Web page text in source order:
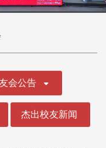
会公告
杰出校友新闻